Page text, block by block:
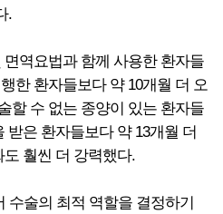
.
역요법과 함께 사용한 환자들
한 환자들보다 약 10개월 더 오
할 수 없는 종양이 있는 환자들
받은 환자들보다 약 13개월 더
훨씬 더 강력했다.
수술의 최적 역할을 결정하기